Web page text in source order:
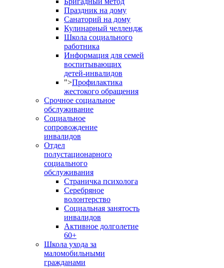
Праздник на дому
Санаторий на дому
Кулинарный челлендж
Школа социального
работника
Информация для семей
воспитывающих
детей-инвалидов
">Профилактика
жестокого обращения
Срочное социальное
обслуживание
Социальное
сопровождение
инвалидов
Отдел
полустационарного
социального
обслуживания
Страничка психолога
Серебряное
волонтерство
Социальная занятость
инвалидов
Активное долголетие
60+
Школа ухода за
маломобильными
гражданами